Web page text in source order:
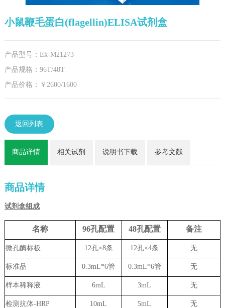
小鼠鞭毛蛋白(flagellin)ELISA试剂盒
产品型号：Ek-M21273
产品规格：96T/48T
产品价格：￥2600/1600
返回列表
商品详情 相关试剂 说明书下载 参考文献
商品详情
试剂盒组成
名称 96孔配置 48孔配置 备注
微孔酶标板 12孔×8条 12孔×4条 无
标准品 0.3mL*6管 0.3mL*6管 无
样本稀释液 6mL 3mL 无
检测抗体-HRP 10mL 5mL 无